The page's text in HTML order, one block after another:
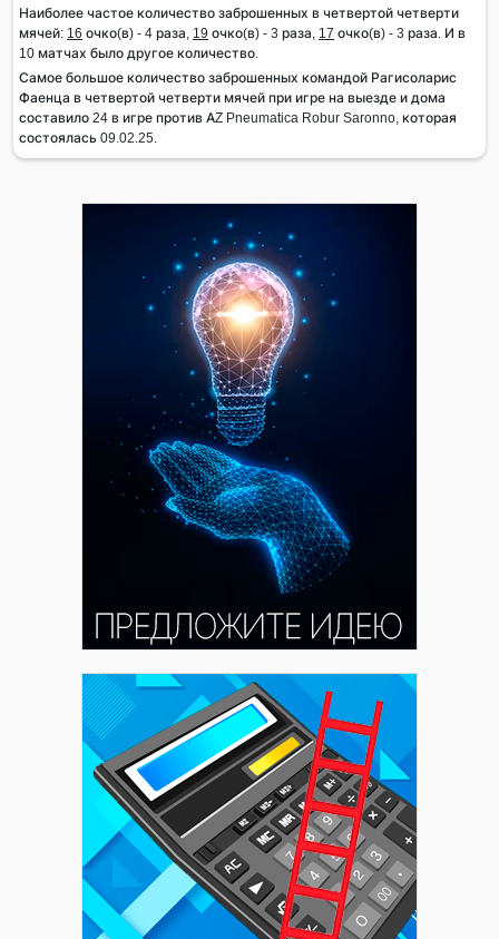
Наиболее частое количество заброшенных в четвертой четверти
мячей: 16 очко(в) - 4 раза, 19 очко(в) - 3 раза, 17 очко(в) - 3 раза. И в
10 матчах было другое количество.
Самое большое количество заброшенных командой Рагисоларис
Фаенца в четвертой четверти мячей при игре на выезде и дома
составило 24 в игре против AZ Pneumatica Robur Saronno, которая
состоялась 09.02.25.